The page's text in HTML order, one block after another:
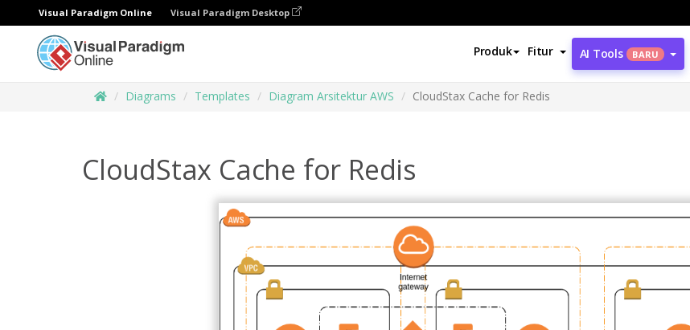
Visual Paradigm Online Visual Paradigm Desktop
Produk Fitur AI Tools BARU
Diagrams Templates Diagram Arsitektur AWS CloudStax Cache for Redis
CloudStax Cache for Redis